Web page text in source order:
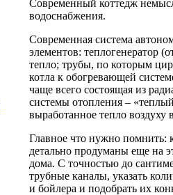
Современный коттедж
водоснабжения.
Современная система
элементов: теплогенератор
тепло; трубы, по которым
котла к обогревающей
чаще всего состоящая из
системы отопления –
выработанное тепло
Главное что нужно помнить:
детально продуманы еще на
дома. С точностью до
трубные каналы, указать
и бойлера и подобрать их